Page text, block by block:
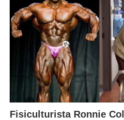
Fisiculturista Ronnie